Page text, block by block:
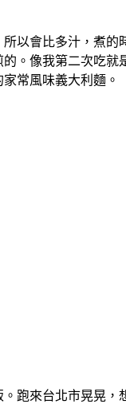
以會比多汁，煮
。像我第二次吃就
常風味義大利麵。
跑來台北市晃晃，